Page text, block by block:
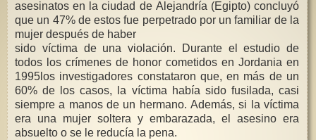
asesinatos en la ciudad de Alejandría (Egipto) concluyó
que un 47% de estos fue perpetrado por un familiar de la
mujer después de haber
sido víctima de una violación. Durante el estudio de
todos los crímenes de honor cometidos en Jordania en
1995los investigadores constataron que, en más de un
60% de los casos, la víctima había sido fusilada, casi
siempre a manos de un hermano. Además, si la víctima
era una mujer soltera y embarazada, el asesino era
absuelto o se le reducía la pena.